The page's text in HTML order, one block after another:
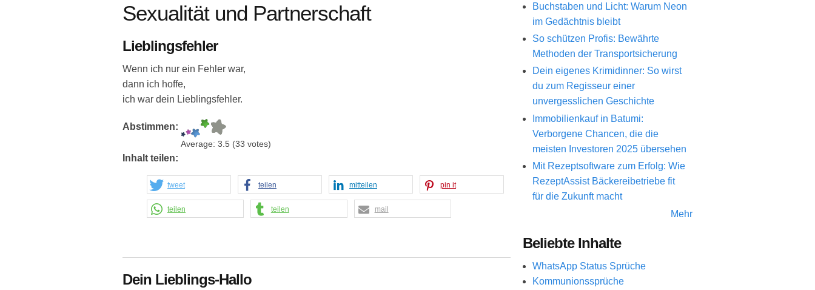
Sexualität und Partnerschaft
Lieblingsfehler
Wenn ich nur ein Fehler war,
dann ich hoffe,
ich war dein Lieblingsfehler.
Abstimmen:
Average: 3.5 (33 votes)
Inhalt teilen:
tweet teilen mitteilen pin it
teilen teilen mail
Dein Lieblings-Hallo
Buchstaben und Licht: Warum Neon
im Gedächtnis bleibt
So schützen Profis: Bewährte
Methoden der Transportsicherung
Dein eigenes Krimidinner: So wirst
du zum Regisseur einer
unvergesslichen Geschichte
Immobilienkauf in Batumi:
Verborgene Chancen, die die
meisten Investoren 2025 übersehen
Mit Rezeptsoftware zum Erfolg: Wie
RezeptAssist Bäckereibetriebe fit
für die Zukunft macht
Mehr
Beliebte Inhalte
WhatsApp Status Sprüche
Kommunionssprüche